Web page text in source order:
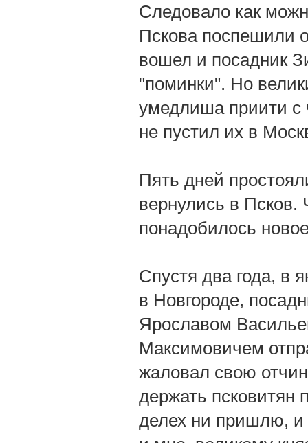
Следовало как
Пскова поспешили
вошел и посадник
"поминки". Но
умедлиша приити с
не пустил их в
Пять дней
вернулись в Псков.
понадобилось
Спустя два года, в
в Новгороде,
Ярославом
Максимовичем
жаловал свою
держать псковитян
делех ни пришлю, и